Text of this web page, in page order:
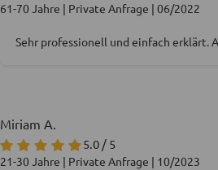
61-70 Jahre | Private Anfrage | 06/2022
Sehr professionell und einfach erklärt.
Miriam A.
5.0 / 5
21-30 Jahre | Private Anfrage | 10/2023